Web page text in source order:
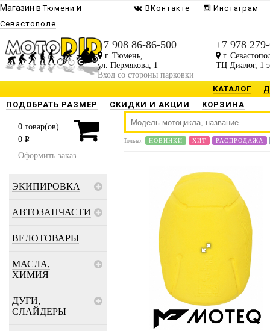
Магазин вТюмени и
Севастополе
ВКонтакте Инстаграм
+7 908 86-86-500
г. Тюмень,
ул. Пермякова, 1
Вход со стороны парковки
+7 978
г.
ТЦ Диалог, 1
КАТАЛОГ
ПОДОБРАТЬ РАЗМЕР
СКИДКИ И АКЦИИ КОРЗИНА
0 товар(ов)
0 P
Оформить заказ
ЭКИПИРОВКА
АВТОЗАПЧАСТИ
ВЕЛОТОВАРЫ
МАСЛА,
ХИМИЯ
ДУГИ,
СЛАЙДЕРЫ
Только: НОВИНКИ ХИТ РАСПРОДАЖА